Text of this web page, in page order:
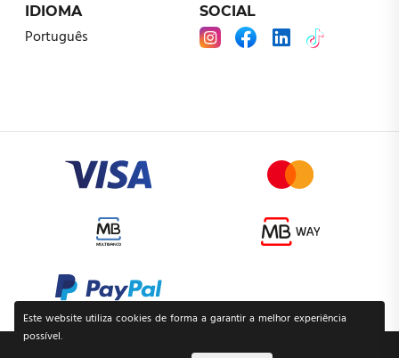
IDIOMA
Português
SOCIAL
Este website utiliza cookies de forma a garantir a melhor experiência
possível.